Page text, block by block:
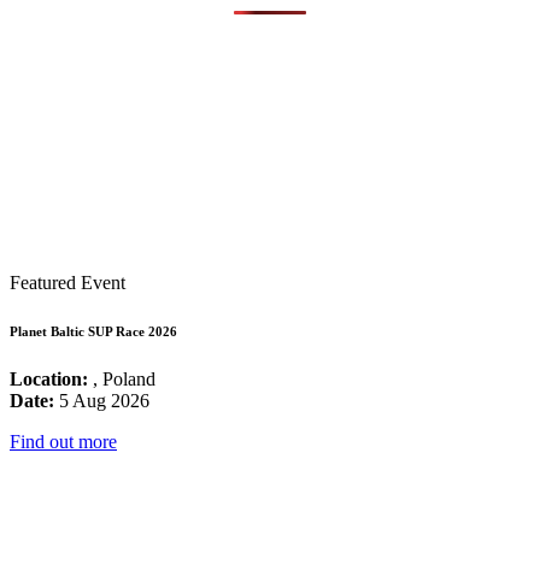
Featured Event
Planet Baltic SUP Race 2026
Location: , Poland
Date: 5 Aug 2026
Find out more